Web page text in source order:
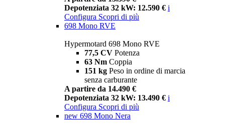
Depotenziata 32 kW: 12.590 € i
Configura Scopri di più
698 Mono RVE
Hypermotard 698 Mono RVE
77,5 CV Potenza
63 Nm Coppia
151 kg Peso in ordine di marcia
senza carburante
A partire da 14.490 €
Depotenziata 32 kW: 13.490 € i
Configura Scopri di più
new 698 Mono Nera